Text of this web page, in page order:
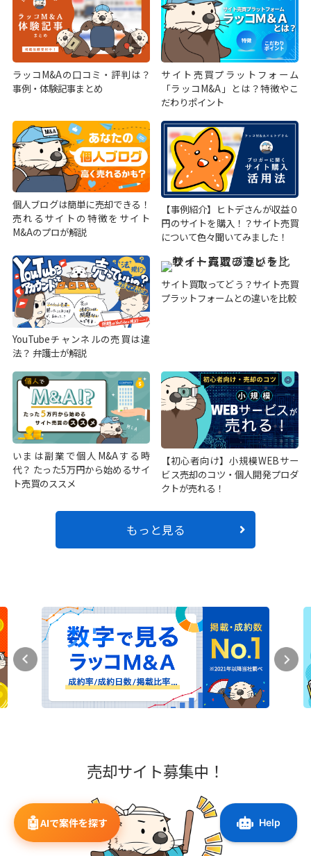
ラッコM&Aの口コミ・評判は？
事例・体験記事まとめ
サイト売買プラットフォーム
「ラッコM&A」とは？特徴やこ
だわりポイント
個人ブログは簡単に売却できる！
売れるサイトの特徴をサイト
M&Aのプロが解説
【事例紹介】ヒトデさんが収益０
円のサイトを購入！？サイト売買
について色々聞いてみました！
YouTubeチャンネルの売買は違
法？ 弁護士が解説
サイト買取ってどう？サイト売買
プラットフォームとの違いを比較
いまは副業で個人M&Aする時
代？ たった5万円から始めるサイ
ト売買のススメ
【初心者向け】小規模WEBサー
ビス売却のコツ・個人開発プロダ
クトが売れる！
もっと見る
売却サイト募集中！
🤖AIで案件を探す